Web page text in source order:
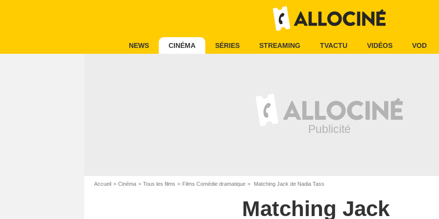
NEWS CINÉMA SÉRIES STREAMING TVACTU VIDÉOS VOD
Accueil Cinéma Tous les films Films Comédie dramatique Matching Jack de Nadia Tass
Matching Jack